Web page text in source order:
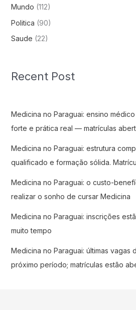
Mundo (112)
Politica (90)
Saude (22)
Recent Post
Medicina no Paraguai: ensino
forte e prática real — matrículas
Medicina no Paraguai: estrutura
qualificado e formação sólida.
Medicina no Paraguai: o custo-
realizar o sonho de cursar Medicina
Medicina no Paraguai: inscrições
muito tempo
Medicina no Paraguai: últimas vagas
próximo período; matrículas estão